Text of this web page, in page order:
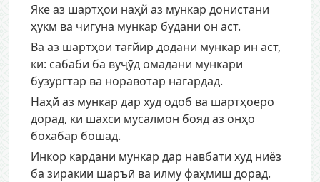
Яке аз шартҳои наҳй аз мункар донистани
ҳукм ва чигуна мункар будани он аст.
Ва аз шартҳои тағйир додани мункар ин аст,
ки: сабаби ба вуҷӯд омадани мункари
бузургтар ва норавотар нагардад.
Наҳй аз мункар дар худ одоб ва шартҳоеро
дорад, ки шахси мусалмон бояд аз онҳо
бохабар бошад.
Инкор кардани мункар дар навбати худ ниёз
ба зиракии шаръӣ ва илму фаҳмиш дорад.